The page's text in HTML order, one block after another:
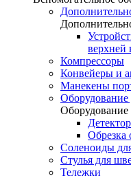
верхней
Компрессоры
Конвейеры и
Манекены
Обрезка
Соленоиды
Стулья для
Тележки